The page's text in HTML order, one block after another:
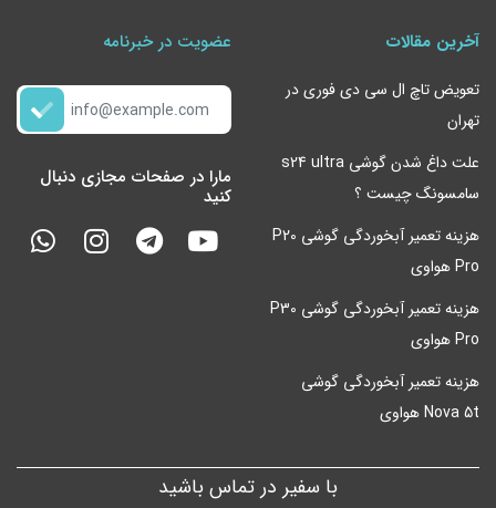
آخرین مقالات
تعویض تاچ ال سی دی فوری در
تهران
علت داغ شدن گوشی s24 ultra
سامسونگ چیست ؟
هزینه تعمیر آبخوردگی گوشی P20
Pro هواوی
هزینه تعمیر آبخوردگی گوشی P30
Pro هواوی
هزینه تعمیر آبخوردگی گوشی
Nova 5t هواوی
عضویت در خبرنامه
مارا در صفحات مجازی دنبال
کنید
با سفیر در تماس باشید